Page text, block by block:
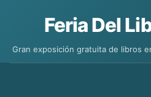
Feria Del
Gran exposición gratuita de libros